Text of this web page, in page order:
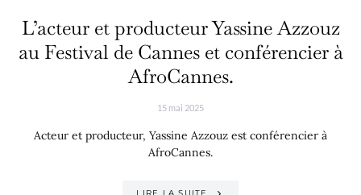
L’acteur et producteur Yassine Azzouz
au Festival de Cannes et conférencier à
AfroCannes.
15 mai 2025
Acteur et producteur, Yassine Azzouz est conférencier à
AfroCannes.